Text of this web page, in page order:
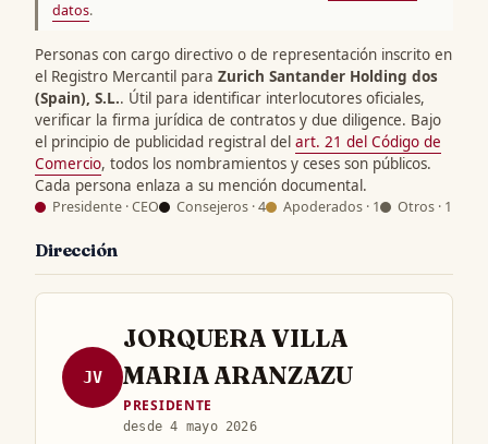
datos.
Personas con cargo directivo o de representación inscrito en
el Registro Mercantil para Zurich Santander Holding dos
(Spain), S.L.. Útil para identificar interlocutores oficiales,
verificar la firma jurídica de contratos y due diligence. Bajo
el principio de publicidad registral del art. 21 del Código de
Comercio, todos los nombramientos y ceses son públicos.
Cada persona enlaza a su mención documental.
Presidente · CEO Consejeros · 4 Apoderados · 1 Otros · 1
Dirección
JV
JORQUERA VILLA
MARIA ARANZAZU
PRESIDENTE
desde 4 mayo 2026